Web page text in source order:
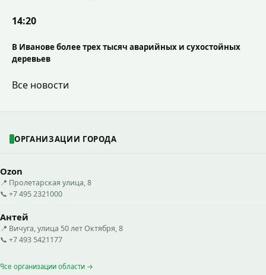
14:20
В Иванове более трех тысяч аварийных и сухостойных
деревьев
Все новости
ОРГАНИЗАЦИИ ГОРОДА
Ozon
📍 Пролетарская улица, 8
📞 +7 495 2321000
Антей
📍 Вичуга, улица 50 лет Октября, 8
📞 +7 493 5421177
Все организации области →